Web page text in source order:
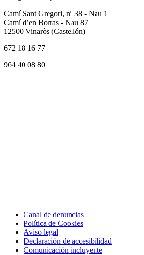
Camí Sant Gregori, nº 38 - Nau 1
Camí d’en Borras - Nau 87
12500 Vinaròs (Castellón)
672 18 16 77
964 40 08 80
Canal de denuncias
Política de Cookies
Aviso legal
Declaración de accesibilidad
Comunicación incluyente